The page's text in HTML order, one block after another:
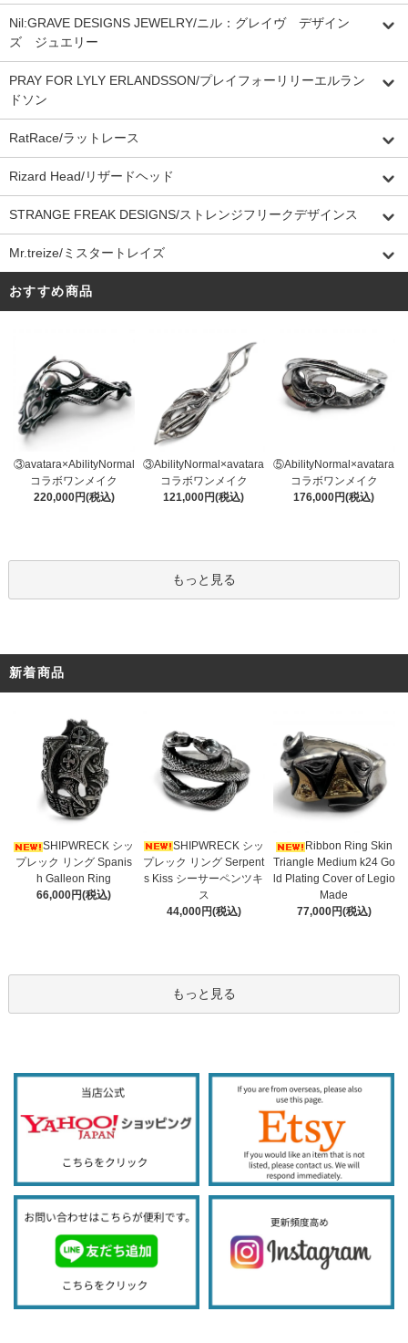
Nil:GRAVE DESIGNS JEWELRY/ニル：グレイヴ デザイン
ズ ジュエリー
PRAY FOR LYLY ERLANDSSON/プレイフォーリリーエルラン
ドソン
RatRace/ラットレース
Rizard Head/リザードヘッド
STRANGE FREAK DESIGNS/ストレンジフリークデザインス
Mr.treize/ミスタートレイズ
おすすめ商品
③avatara×AbilityNormal
コラボワンメイク
220,000円(税込)
③AbilityNormal×avatara
コラボワンメイク
121,000円(税込)
⑤AbilityNormal×avatara
コラボワンメイク
176,000円(税込)
もっと見る
新着商品
SHIPWRECK シッ
プレック リング Spanis
h Galleon Ring
66,000円(税込)
SHIPWRECK シッ
プレック リング Serpent
s Kiss シーサーペンツキ
ス
44,000円(税込)
Ribbon Ring Skin
Triangle Medium k24 Go
ld Plating Cover of Legio
Made
77,000円(税込)
もっと見る